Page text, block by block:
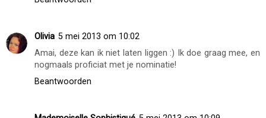
Olivia 5 mei 2013 om 10:02
Amai, deze kan ik niet laten liggen :) Ik doe graag mee, en
nogmaals proficiat met je nominatie!
Beantwoorden